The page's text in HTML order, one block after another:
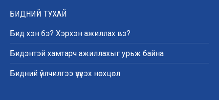
БИДНИЙ ТУХАЙ
Бид хэн бэ? Хэрхэн ажиллах вэ?
Бидэнтэй хамтарч ажиллахыг урьж байна
Бидний үйлчилгээ үзүүлэх нөхцөл